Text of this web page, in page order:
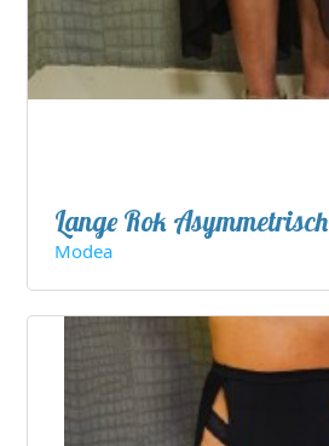
Lange Rok Asymmetrisch
Modea